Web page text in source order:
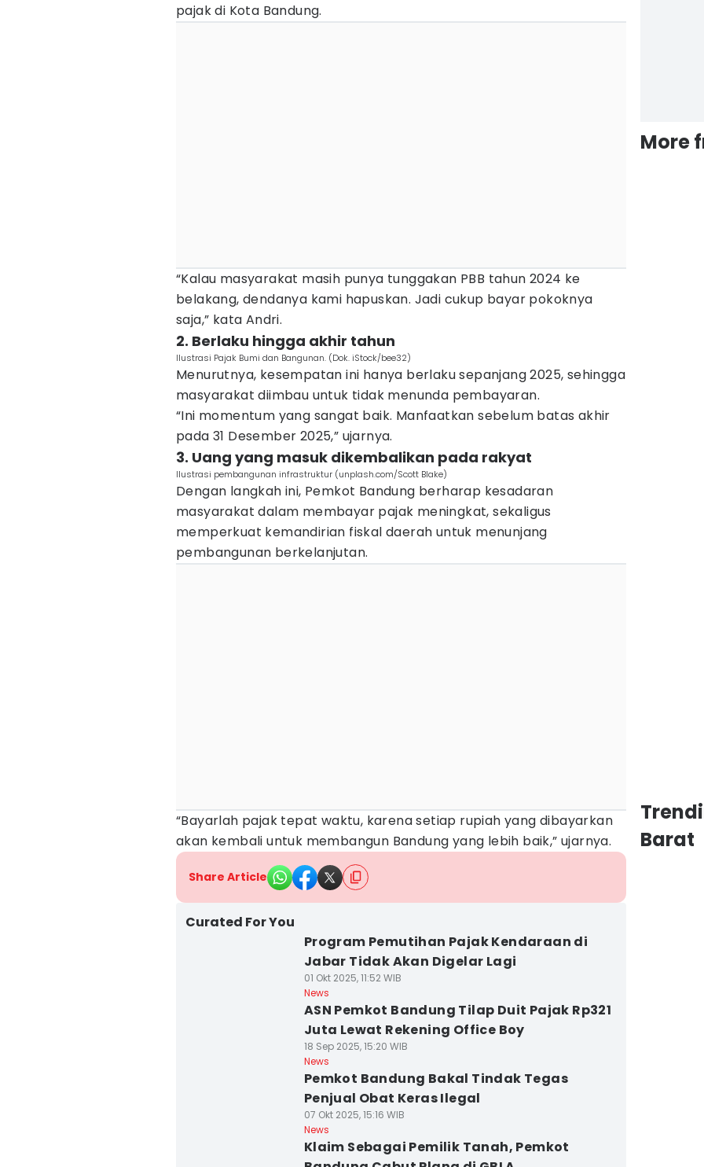
pajak di Kota Bandung.
“Kalau masyarakat masih punya tunggakan PBB tahun 2024 ke
belakang, dendanya kami hapuskan. Jadi cukup bayar pokoknya
saja,” kata Andri.
2. Berlaku hingga akhir tahun
Ilustrasi Pajak Bumi dan Bangunan. (Dok. iStock/bee32)
Menurutnya, kesempatan ini hanya berlaku sepanjang 2025, sehingga
masyarakat diimbau untuk tidak menunda pembayaran.
“Ini momentum yang sangat baik. Manfaatkan sebelum batas akhir
pada 31 Desember 2025,” ujarnya.
3. Uang yang masuk dikembalikan pada rakyat
Ilustrasi pembangunan infrastruktur (unplash.com/Scott Blake)
Dengan langkah ini, Pemkot Bandung berharap kesadaran
masyarakat dalam membayar pajak meningkat, sekaligus
memperkuat kemandirian fiskal daerah untuk menunjang
pembangunan berkelanjutan.
“Bayarlah pajak tepat waktu, karena setiap rupiah yang dibayarkan
akan kembali untuk membangun Bandung yang lebih baik,” ujarnya.
Share Article
Curated For You
Program Pemutihan Pajak Kendaraan di
Jabar Tidak Akan Digelar Lagi
01 Okt 2025, 11:52 WIB
News
ASN Pemkot Bandung Tilap Duit Pajak Rp321
Juta Lewat Rekening Office Boy
18 Sep 2025, 15:20 WIB
News
Pemkot Bandung Bakal Tindak Tegas
Penjual Obat Keras Ilegal
07 Okt 2025, 15:16 WIB
News
Klaim Sebagai Pemilik Tanah, Pemkot
More
Barat